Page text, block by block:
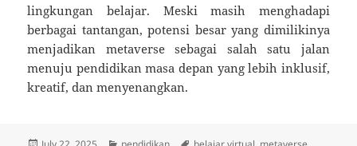
lingkungan belajar. Meski masih menghadapi
berbagai tantangan, potensi besar yang dimilikinya
menjadikan metaverse sebagai salah satu jalan
menuju pendidikan masa depan yang lebih inklusif,
kreatif, dan menyenangkan.